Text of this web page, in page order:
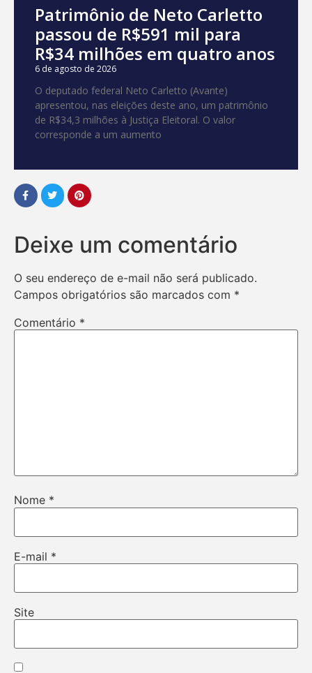
Patrimônio de Neto Carletto
passou de R$591 mil para
R$34 milhões em quatro anos
6 de agosto de 2026
O deputado federal Neto Carletto (Avante)
apresentou, nas eleições deste ano, um patrimônio
de R$34,3 milhões à Justiça Eleitoral. O valor
corresponde a um aumento
Deixe um comentário
O seu endereço de e-mail não será publicado.
Campos obrigatórios são marcados com *
Comentário *
Nome *
E-mail *
Site